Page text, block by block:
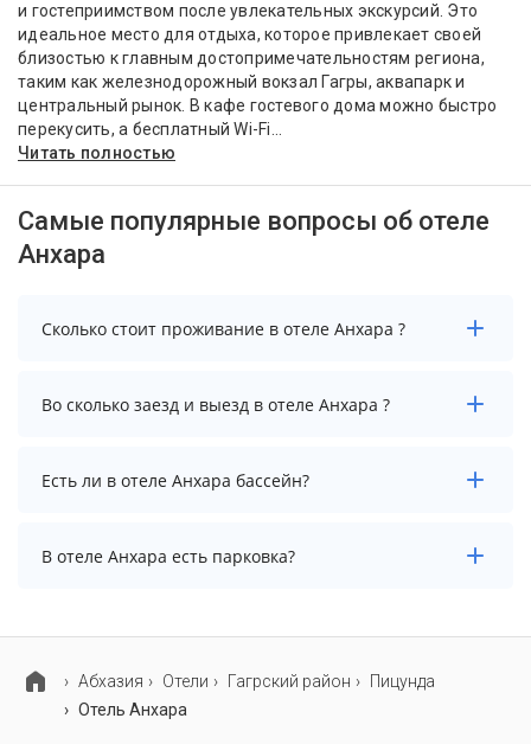
и гостеприимством после увлекательных экскурсий. Это
идеальное место для отдыха, которое привлекает своей
близостью к главным достопримечательностям региона,
таким как железнодорожный вокзал Гагры, аквапарк и
центральный рынок. В кафе гостевого дома можно быстро
перекусить, а бесплатный Wi-Fi...
Читать полностью
Самые популярные вопросы об отеле
Анхара
Сколько стоит проживание в отеле Анхара ?
Стоимость проживания в отеле Анхара начинается от
5850 рублей. Чтобы увидеть актуальные цены на
Во сколько заезд и выезд в отеле Анхара ?
Заезд возможен после 12:00, а выезд необходимо
осуществить до 14:00.
Есть ли в отеле Анхара бассейн?
В отеле Анхара есть бассейн.
В отеле Анхара есть парковка?
оплачивается отдельно.
Абхазия Отели Гагрский район
Пицунда
Отель Анхара